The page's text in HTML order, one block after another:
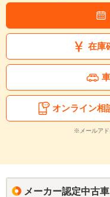
在庫
オンライン相
※メールアド
メーカー認定中古車